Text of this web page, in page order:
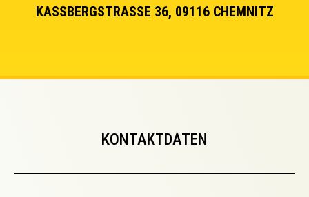
KASSBERGSTRASSE 36, 09116 CHEMNITZ
KONTAKTDATEN